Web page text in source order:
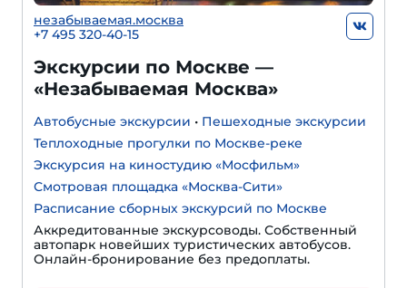
незабываемая.москва
+7 495 320-40-15
Экскурсии по Москве —
«Незабываемая Москва»
Автобусные экскурсии • Пешеходные экскурсии
Теплоходные прогулки по Москве-реке
Экскурсия на киностудию «Мосфильм»
Смотровая площадка «Москва-Сити»
Расписание сборных экскурсий по Москве
Аккредитованные экскурсоводы. Собственный
автопарк новейших туристических автобусов.
Онлайн-бронирование без предоплаты.